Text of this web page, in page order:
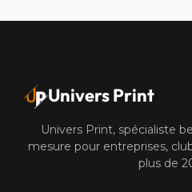
Univers Print
Univers Print, spécialiste
mesure pour entreprises,
plus de